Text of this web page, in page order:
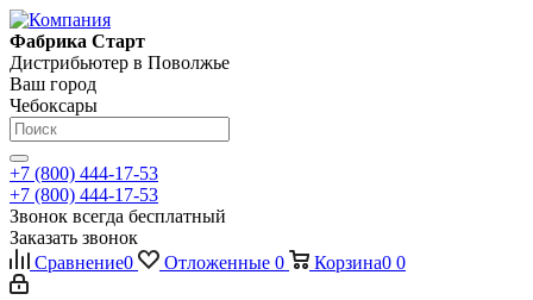
Фабрика Старт
Дистрибьютер в Поволжье
Ваш город
Чебоксары
+7 (800) 444-17-53
+7 (800) 444-17-53
Звонок всегда бесплатный
Заказать звонок
Сравнение0 Отложенные 0 Корзина0 0